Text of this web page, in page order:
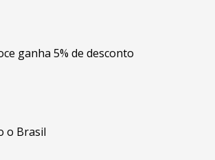
ganha 5% de desconto
o Brasil